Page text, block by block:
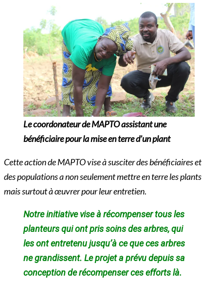
Le coordonateur de MAPTO assistant une
bénéficiaire pour lamise en terre d’unplant
Cette action de MAPTO vise à susciter des bénéficiaires et
des populations a non seulement mettre en terre les plants
mais surtout à œuvrer pour leur entretien.
Notre initiative vise à récompenser tous les
planteurs qui ont pris soins des arbres, qui
les ont entretenu jusqu’à ce que ces arbres
ne grandissent. Le projet a prévu depuis sa
conception de récompenser ces efforts là.